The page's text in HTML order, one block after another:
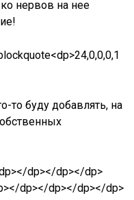
нервов на нее
то буду добавлять, на
dp></dp></dp>
dp></dp></dp></dp>